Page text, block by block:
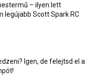
– ilyen lett
legújabb Scott Spark RC
Igen, de felejtsd el a